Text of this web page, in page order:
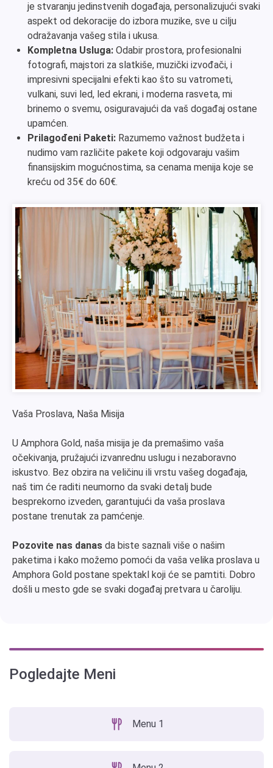
je stvaranju jedinstvenih događaja, personalizujući svaki
aspekt od dekoracije do izbora muzike, sve u cilju
odražavanja vašeg stila i ukusa.
Kompletna Usluga: Odabir prostora, profesionalni
fotografi, majstori za slatkiše, muzički izvođači, i
impresivni specijalni efekti kao što su vatrometi,
vulkani, suvi led, led ekrani, i moderna rasveta, mi
brinemo o svemu, osiguravajući da vaš događaj ostane
upamćen.
Prilagođeni Paketi: Razumemo važnost budžeta i
nudimo vam različite pakete koji odgovaraju vašim
finansijskim mogućnostima, sa cenama menija koje se
kreću od 35€ do 60€.
Vaša Proslava, Naša Misija
U Amphora Gold, naša misija je da premašimo vaša
očekivanja, pružajući izvanrednu uslugu i nezaboravno
iskustvo. Bez obzira na veličinu ili vrstu vašeg događaja,
naš tim će raditi neumorno da svaki detalj bude
besprekorno izveden, garantujući da vaša proslava
postane trenutak za pamćenje.
Pozovite nas danas da biste saznali više o našim
paketima i kako možemo pomoći da vaša velika proslava u
Amphora Gold postane spektakl koji će se pamtiti. Dobro
došli u mesto gde se svaki događaj pretvara u čaroliju.
Pogledajte Meni
Menu 1